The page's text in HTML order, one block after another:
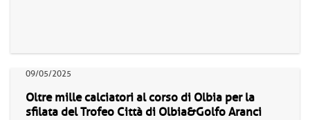
09/05/2025
Oltre mille calciatori al corso di Olbia per la
sfilata del Trofeo Città di Olbia&Golfo Aranci